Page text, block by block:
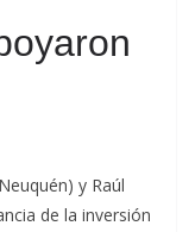
y Raúl
de la inversión